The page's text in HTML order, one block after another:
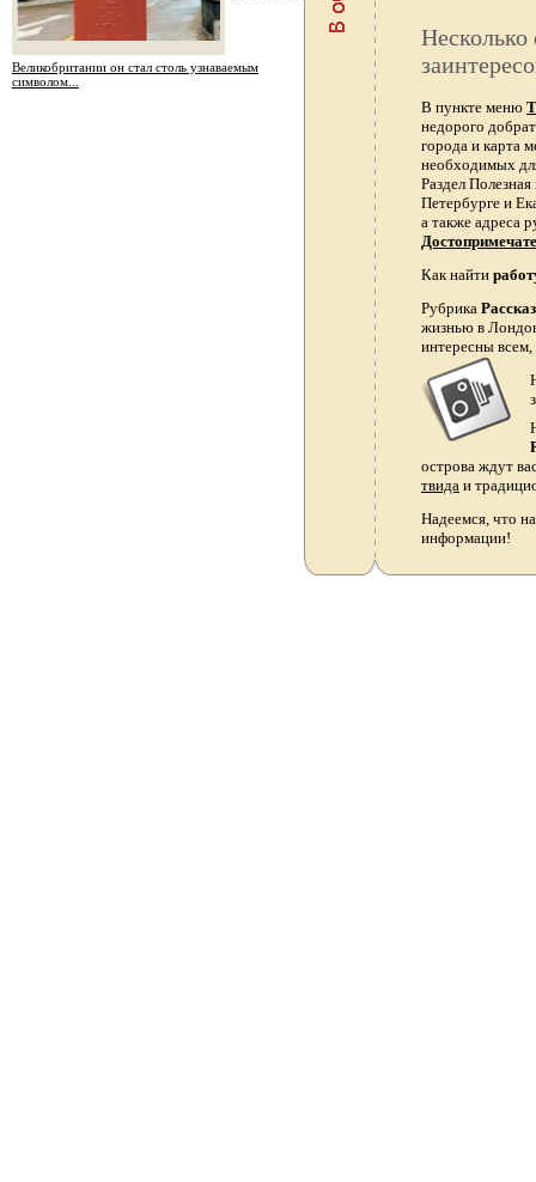
Великобритании он стал столь узнаваемым
символом...
Несколько
В пункте меню
недорого
города и карта
необходимых
Раздел
Петербурге и
а также адреса
Как найти
Рубрика
жизнью в
интересны
острова ждут
твида и
Надеемся, что
информации!